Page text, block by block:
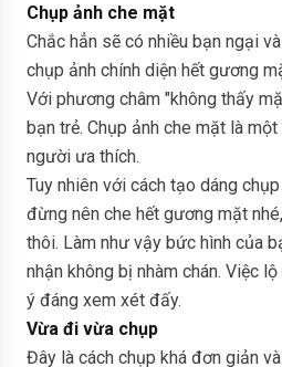
Chụp ảnh che mặt
Chắc hẳn sẽ có nhiều bạn ngại
chụp ảnh chính diện hết gương
Với phương châm "không thấy
bạn trẻ. Chụp ảnh che mặt là
người ưa thích.
Tuy nhiên với cách tạo dáng
đừng nên che hết gương mặt
thôi. Làm như vậy bức hình của
nhận không bị nhàm chán. Việc
ý đáng xem xét đấy.
Vừa đi vừa chụp
Đây là cách chụp khá đơn giản